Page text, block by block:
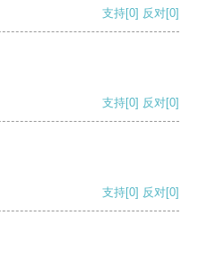
支持[0] 反对[0]
支持[0] 反对[0]
支持[0] 反对[0]